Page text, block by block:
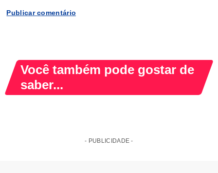
Você também pode gostar de
saber...
- PUBLICIDADE -